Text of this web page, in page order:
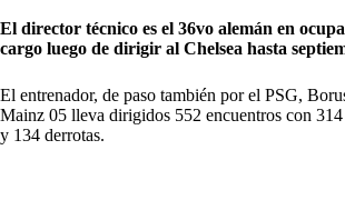
El director técnico es el 36vo alemán en
cargo luego de dirigir al Chelsea hasta
El entrenador, de paso también por el PSG,
Mainz 05 lleva dirigidos 552 encuentros con
y 134 derrotas.